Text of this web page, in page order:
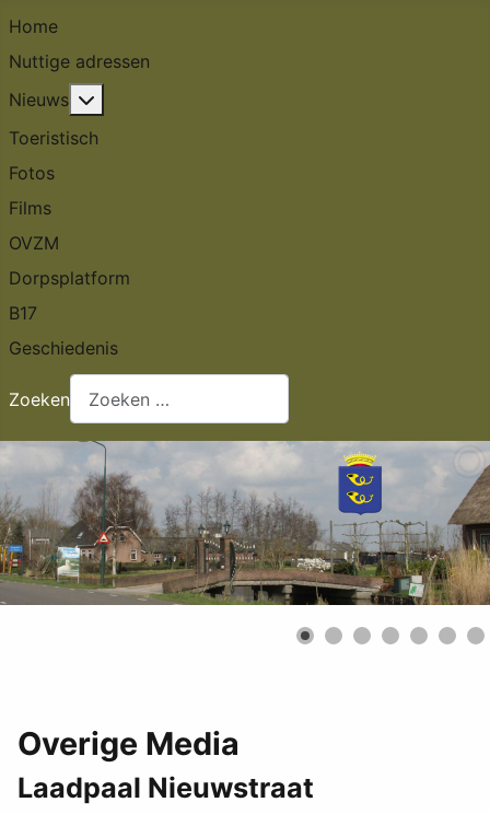
Home
Nuttige adressen
Nieuws
Toeristisch
Fotos
Films
OVZM
Dorpsplatform
B17
Geschiedenis
Zoeken
Overige Media
Laadpaal Nieuwstraat